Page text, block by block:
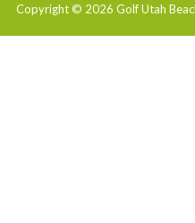
Copyright © 2026 Golf Utah